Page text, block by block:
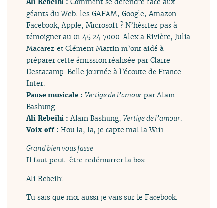
géants du Web, les GAFAM, Google, Amazon
Facebook, Apple, Microsoft ? N’hésitez pas à
témoigner au 01 45 24 7000. Alexia Rivière, Julia
Macarez et Clément Martin m’ont aidé à
préparer cette émission réalisée par Claire
Destacamp. Belle journée à l’écoute de France
Inter.
Pause musicale :Vertige de l’amour par Alain
Bashung.
Ali Rebeihi :Alain Bashung,Vertige de l’amour.
Voix off :Hou la, la, je capte mal la Wifi.
Grand bien vous fasse
Il faut peut-être redémarrer la box.
Ali Rebeihi.
Tu sais que moi aussi je vais sur le Facebook.